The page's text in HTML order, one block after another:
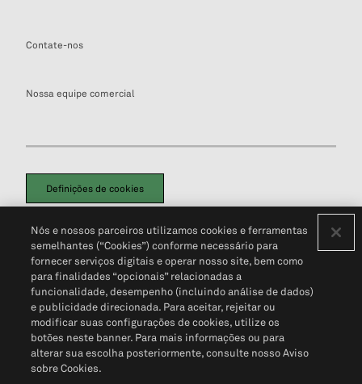
Contate-nos
Nossa equipe comercial
Definições de cookies
Política de PrivacidadePortal de privacidade do cliente (em inglês)
Não Venda Minhas Informações Pessoais© 2026 S&P Global
Nós e nossos parceiros utilizamos cookies e ferramentas
semelhantes (“Cookies”) conforme necessário para
fornecer serviços digitais e operar nosso site, bem como
para finalidades “opcionais” relacionadas a
funcionalidade, desempenho (incluindo análise de dados)
e publicidade direcionada. Para aceitar, rejeitar ou
modificar suas configurações de cookies, utilize os
botões neste banner. Para mais informações ou para
alterar sua escolha posteriormente, consulte nosso Aviso
sobre Cookies.